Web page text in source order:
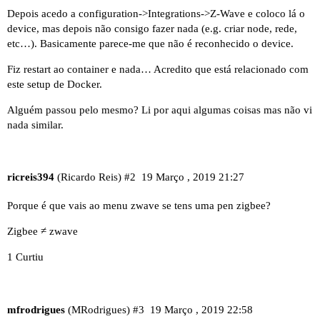
Depois acedo a configuration->Integrations->Z-Wave e coloco lá o
device, mas depois não consigo fazer nada (e.g. criar node, rede,
etc…). Basicamente parece-me que não é reconhecido o device.
Fiz restart ao container e nada… Acredito que está relacionado com
este setup de Docker.
Alguém passou pelo mesmo? Li por aqui algumas coisas mas não vi
nada similar.
ricreis394 (Ricardo Reis) 19 Março , 2019 21:27
#2
Porque é que vais ao menu zwave se tens uma pen zigbee?
Zigbee ≠ zwave
1 Curtiu
mfrodrigues (MRodrigues) 19 Março , 2019 22:58
#3